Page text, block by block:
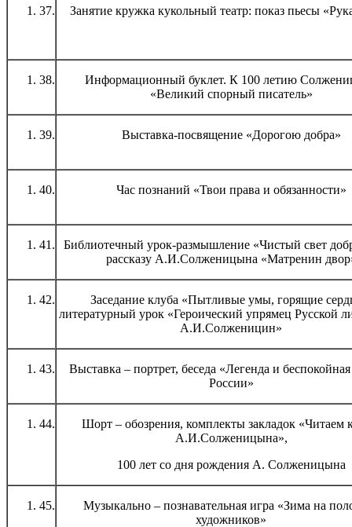
37. Занятие кружка кукольный театр: показ пьесы
38.
Информационный буклет. К 100 летию
«Великий спорный писатель»
39. Выставка-посвящение «Дорогою добра»
40. Час познаний «Твои права и обязанности»
41.
Библиотечный урок-размышление «Чистый свет
рассказу А.И.Солженицына «Матренин
42.
Заседание клуба «Пытливые умы, горящие
литературный урок «Героический упрямец Русской
А.И.Солженицин»
43.
Выставка – портрет, беседа «Легенда и беспокойная
России»
44.
Шорт – обозрения, комплекты закладок «Читаем
А.И.Солженицына»,
100 лет со дня рождения А. Солженицына
45.
Музыкально – познавательная игра «Зима на
художников»